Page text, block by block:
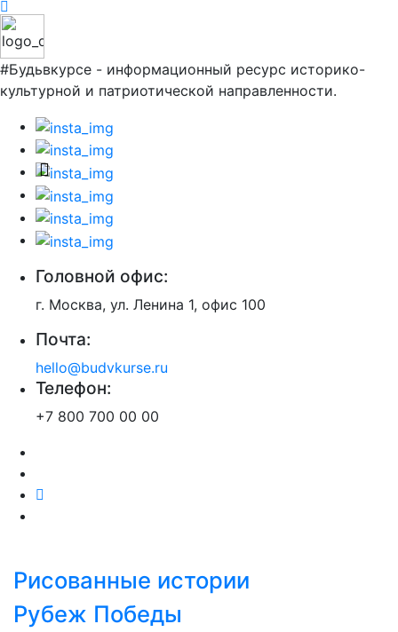
#Будьвкурсе - информационный ресурс историко-
культурной и патриотической направленности.
Головной офис:
г. Москва, ул. Ленина 1, офис 100
Почта:
hello@budvkurse.ru
Телефон:
+7 800 700 00 00
Рисованные истории
Рубеж Победы